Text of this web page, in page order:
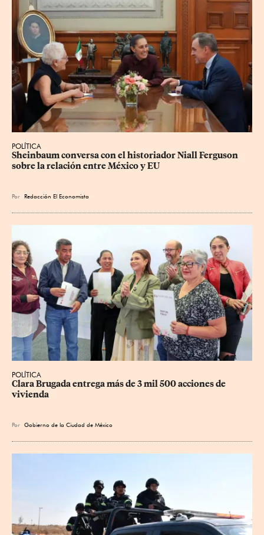
POLÍTICA
Sheinbaum conversa con el historiador Niall Ferguson
sobre la relación entre México y EU
Por Redacción El Economista
POLÍTICA
Clara Brugada entrega más de 3 mil 500 acciones de
vivienda
Por Gobierno de la Ciudad de México